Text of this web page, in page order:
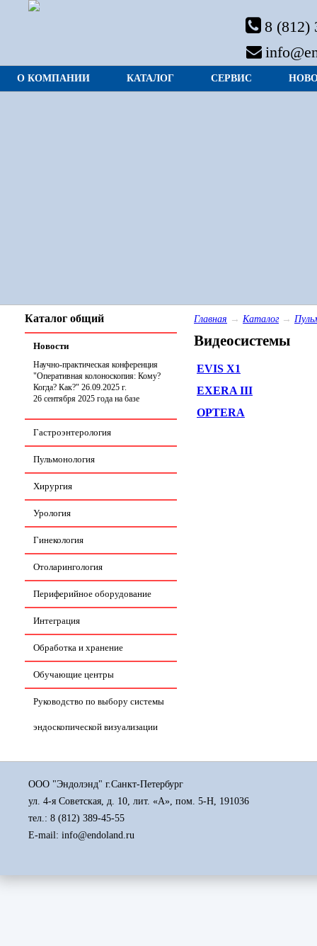
8 (812)
О КОМПАНИИ КАТАЛОГ СЕРВИС
Каталог общий
Новости
Научно-практическая конференция
"Оперативная колоноскопия: Кому?
Когда? Как?" 26.09.2025 г.
26 сентября 2025 года на базе
состоится научно-практическая
конференция «Оперативная
колоноскопия: Кому? Когда? Как?
Периоперационная тактика и стратегия
наблюдения».
Гастроэнтерология
Пульмонология
Хирургия
Урология
Гинекология
Отоларингология
Периферийное оборудование
Интеграция
Обработка и хранение
Обучающие центры
Руководство по выбору системы
эндоскопической визуализации
Главная → Каталог →
Видеосистемы
EVIS X1
EXERA III
OPTERA
ООО "Эндолэнд" г.Санкт-Петербург
ул. 4-я Советская, д. 10, лит. «А», пом. 5-Н, 191036
тел.: 8 (812) 389-45-55
E-mail: info@endoland.ru